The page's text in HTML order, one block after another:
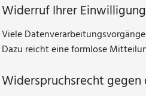
Widerruf Ihrer
Viele
Dazu reicht eine formlose
Widerspruchsrecht gegen